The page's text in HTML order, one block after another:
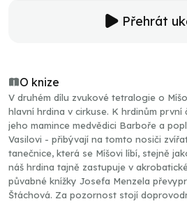
Přehrát
O knize
V druhém dílu zvukové tetralogie o
hlavní hrdina v cirkuse. K hrdinům první
jeho mamince medvědici Barboře a
Vasilovi - přibývají na tomto nosiči
tanečnice, která se Míšovi líbí, stejně
náš hrdina tajně zastupuje v
půvabné knížky Josefa Menzela
Štáchová. Za pozornost stojí